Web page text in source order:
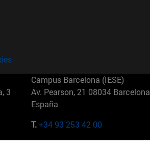
3
Campus Barcelona (IESE)
Av. Pearson, 21 08034 Barcelona
España
T.+34 93 253 42 00